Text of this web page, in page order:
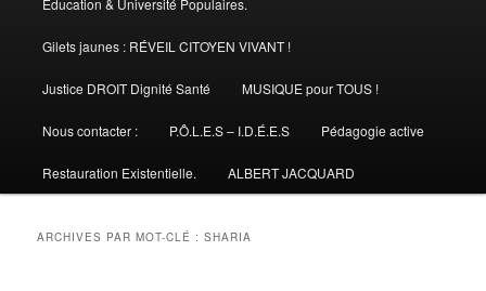
Gilets jaunes : RÉVEIL CITOYEN VIVANT !
Justice DROIT Dignité Santé MUSIQUE pour TOUS !
Nous contacter : P.Ô.L.E.S – I.D.É.E.S Pédagogie active
Restauration Existentielle. ALBERT JACQUARD
ARCHIVES PAR MOT-CLÉ :SHARIA